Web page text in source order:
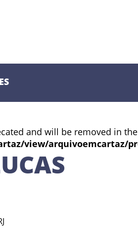
and will be removed in
view/arquivoemcartaz/